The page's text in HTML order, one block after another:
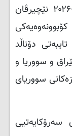
دوای نیوەڕۆی رۆژی سێشەممە ۱۶-۰۶-۲۰۲۶ نێچیرڤان
دۆناڵد
و سووریا و
سووریای
سەرۆکایەتیی